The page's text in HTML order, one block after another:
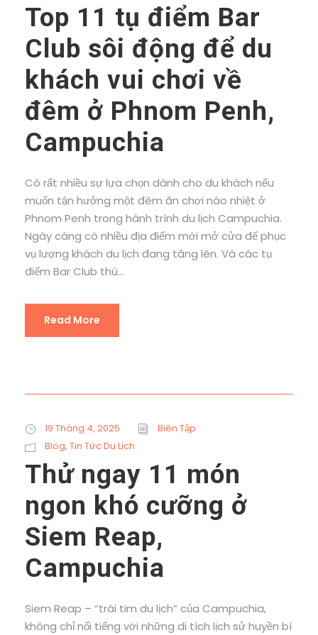
Top 11 tụ điểm Bar
Club sôi động để du
khách vui chơi về
đêm ở Phnom Penh,
Campuchia
Có rất nhiều sự lựa chọn dành cho du khách nếu
muốn tận hưởng một đêm ăn chơi náo nhiệt ở
Phnom Penh trong hành trình du lịch Campuchia.
Ngày càng có nhiều địa điểm mới mở cửa để phục
vụ lượng khách du lịch đang tăng lên. Và các tụ
điểm Bar Club thú...
Read More
19 Tháng 4, 2025
Biên Tập
Blog, Tin Tức Du Lịch
Thử ngay 11 món
ngon khó cưỡng ở
Siem Reap,
Campuchia
Siem Reap – “trái tim du lịch” của Campuchia,
không chỉ nổi tiếng với những di tích lịch sử huyền bí